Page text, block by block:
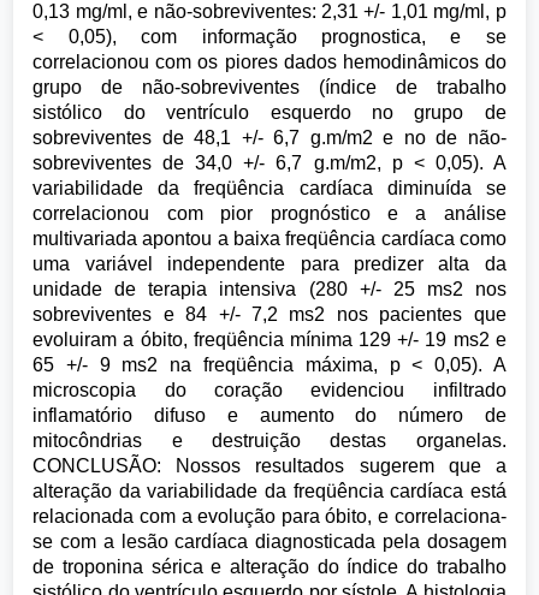
0,13 mg/ml, e não-sobreviventes: 2,31 +/- 1,01 mg/ml, p
< 0,05), com informação prognostica, e se
correlacionou com os piores dados hemodinâmicos do
grupo de não-sobreviventes (índice de trabalho
sistólico do ventrículo esquerdo no grupo de
sobreviventes de 48,1 +/- 6,7 g.m/m2 e no de não-
sobreviventes de 34,0 +/- 6,7 g.m/m2, p < 0,05). A
variabilidade da freqüência cardíaca diminuída se
correlacionou com pior prognóstico e a análise
multivariada apontou a baixa freqüência cardíaca como
uma variável independente para predizer alta da
unidade de terapia intensiva (280 +/- 25 ms2 nos
sobreviventes e 84 +/- 7,2 ms2 nos pacientes que
evoluiram a óbito, freqüência mínima 129 +/- 19 ms2 e
65 +/- 9 ms2 na freqüência máxima, p < 0,05). A
microscopia do coração evidenciou infiltrado
inflamatório difuso e aumento do número de
mitocôndrias e destruição destas organelas.
CONCLUSÃO: Nossos resultados sugerem que a
alteração da variabilidade da freqüência cardíaca está
relacionada com a evolução para óbito, e correlaciona-
se com a lesão cardíaca diagnosticada pela dosagem
de troponina sérica e alteração do índice do trabalho